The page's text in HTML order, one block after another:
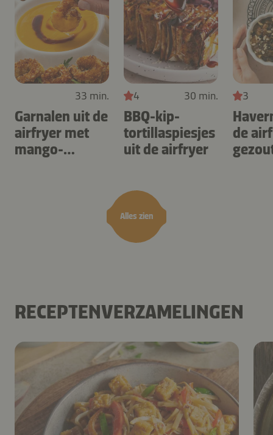
Alles zien
33 min.
Garnalen uit de
airfryer met
mango-
4 30 min.
BBQ-kip-
tortillaspiesjes
uit de airfryer
3
de
RECEPTENVERZAMELINGEN